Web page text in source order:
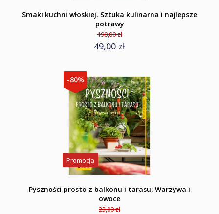
Smaki kuchni włoskiej. Sztuka kulinarna i najlepsze
potrawy
190,00 zł
49,00 zł
-80%
Promocja
Pyszności prosto z balkonu i tarasu. Warzywa i
owoce
23,00 zł